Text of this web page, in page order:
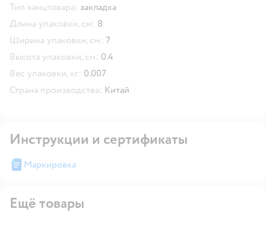
Тип канцтовара: закладка
Длина упаковки, см: 8
Ширина упаковки, см: 7
Высота упаковки, см: 0.4
Вес упаковки, кг: 0.007
Страна производства: Китай
Инструкции и сертификаты
Маркировка
Ещё товары